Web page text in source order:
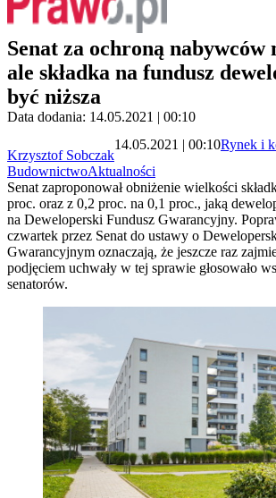
Senat za ochroną nabywców
ale składka na fundusz
być niższa
Data dodania: 14.05.2021 | 00:10
Krzysztof Sobczak
14.05.2021 | 00:10Rynek i
BudownictwoAktualności
Senat zaproponował obniżenie wielkości
proc. oraz z 0,2 proc. na 0,1 proc., jaką
na Deweloperski Fundusz Gwarancyjny.
czwartek przez Senat do ustawy o
Gwarancyjnym oznaczają, że jeszcze raz
podjęciem uchwały w tej sprawie głosowało
senatorów.